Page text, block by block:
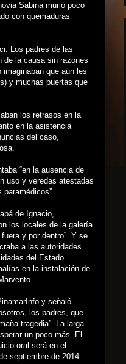
Sabina murió poco
con quemaduras
Los padres de las
de la causa sin razones
que aún les
y muchas puertas que
los retrasos en la
en la asistencia
del caso,
“en la ausencia de
uso y veredas atestadas
de Ignacio,
los locales de la galería
y por dentro”. Y se
a las autoridades
del Estado
en la instalación de
y señaló
los padres, que
tragedia”. La larga
un poco más. El
oral será en el
septiembre de 2014.